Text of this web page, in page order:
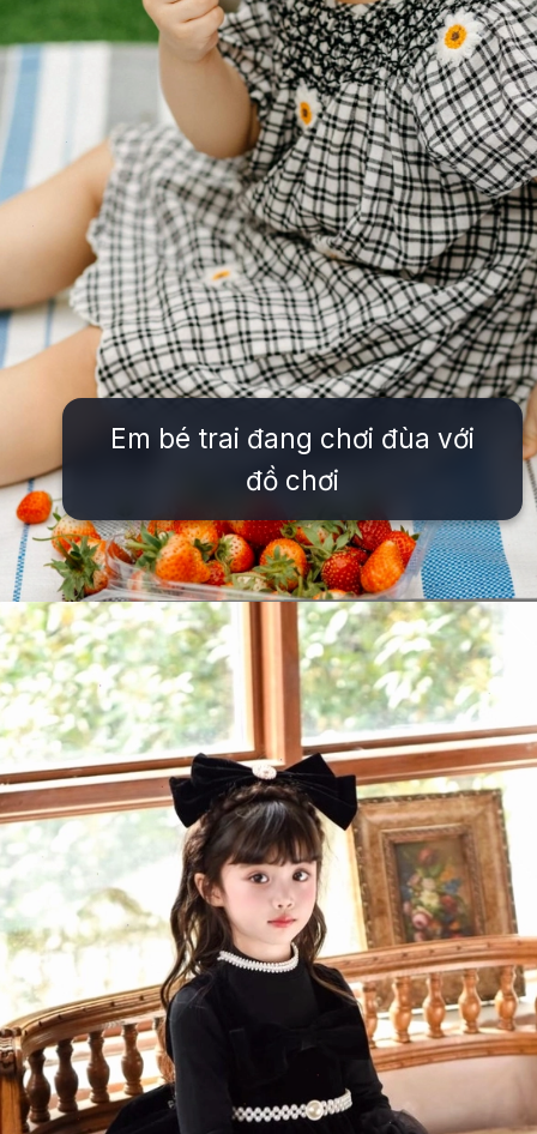
Em bé trai đang chơi đùa với
đồ chơi
Đang mở https://issiloo.edu.vn/hinh-anh-be-gai-dang-yeu